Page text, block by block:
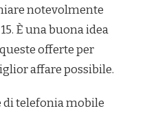
notevolmente
È una buona idea
offerte per
affare possibile.
telefonia mobile